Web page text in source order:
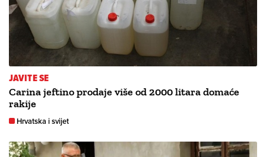
JAVITE SE
Carina jeftino prodaje više od 2000 litara domaće
rakije
Hrvatska i svijet